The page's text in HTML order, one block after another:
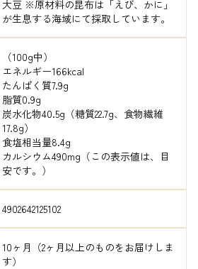
大豆 ※原材料の昆布は「えび、かに」
が生息する海域にて採取しています。
（100g中）
エネルギー166kcal
たんぱく質7.9g
脂質0.9g
炭水化物40.5g（糖質22.7g、食物繊維
17.8g）
食塩相当量8.4g
カルシウム490mg（この表示値は、目
安です。）
4902642125102
10ヶ月（2ヶ月以上のものをお届けしま
す）